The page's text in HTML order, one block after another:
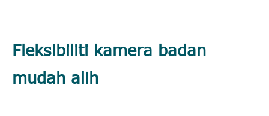
Fleksibiliti kamera badan
mudah alih